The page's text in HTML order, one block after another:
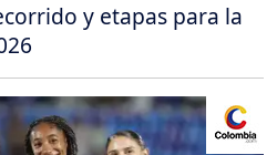
y etapas para la